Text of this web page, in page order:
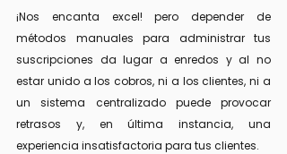
¡Nos encanta excel! pero depender de
métodos manuales para administrar tus
suscripciones da lugar a enredos y al no
estar unido a los cobros, ni a los clientes, ni a
un sistema centralizado puede provocar
retrasos y, en última instancia, una
experiencia insatisfactoria para tus clientes.